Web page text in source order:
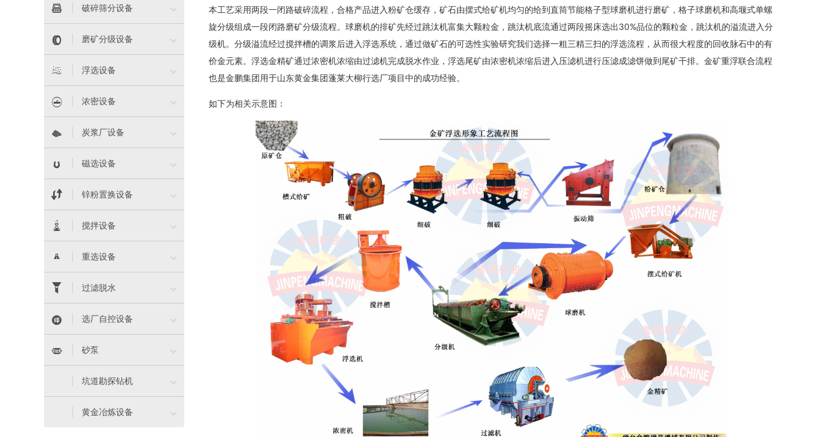
 破碎筛分设备
 磨矿分级设备
 浮选设备
 浓密设备
 炭浆厂设备
 磁选设备
 锌粉置换设备
 搅拌设备
 重选设备
 过滤脱水
 选厂自控设备
 砂泵
坑道勘探钻机
黄金冶炼设备
本工艺采用两段一闭路破碎流程，合格产品进入粉矿仓缓存，矿石由摆式给矿机均匀的给到直筒节能格子型球磨机进行磨矿，格子球磨机和高堰式单螺
旋分级组成一段闭路磨矿分级流程。球磨机的排矿先经过跳汰机富集大颗粒金，跳汰机底流通过两段摇床选出30%品位的颗粒金，跳汰机的溢流进入分
级机。分级溢流经过搅拌槽的调浆后进入浮选系统，通过做矿石的可选性实验研究我们选择一粗三精三扫的浮选流程，从而很大程度的回收脉石中的有
价金元素。浮选金精矿通过浓密机浓缩由过滤机完成脱水作业，浮选尾矿由浓密机浓缩后进入压滤机进行压滤成滤饼做到尾矿干排。金矿重浮联合流程
也是金鹏集团用于山东黄金集团蓬莱大柳行选厂项目中的成功经验。
如下为相关示意图：